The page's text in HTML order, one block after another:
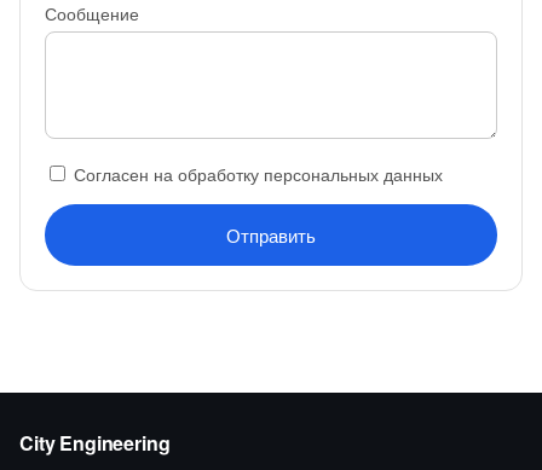
Сообщение
Согласен на обработку персональных данных
Отправить
City Engineering